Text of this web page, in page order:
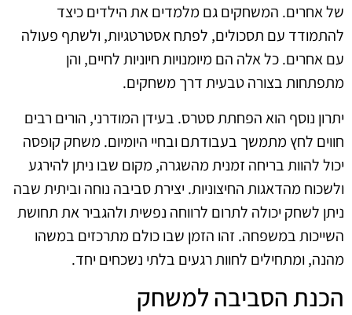
של אחרים. המשחקים גם מלמדים את הילדים כיצד
להתמודד עם תסכולים, לפתח אסטרטגיות, ולשתף פעולה
עם אחרים. כל אלה הם מיומנויות חיוניות לחיים, והן
מתפתחות בצורה טבעית דרך משחקים.
יתרון נוסף הוא הפחתת סטרס. בעידן המודרני, הורים רבים
חווים לחץ מתמשך בעבודתם ובחיי היומיום. משחק קופסה
יכול להוות בריחה זמנית מהשגרה, מקום שבו ניתן להירגע
ולשכוח מהדאגות החיצוניות. יצירת סביבה נוחה וביתית שבה
ניתן לשחק יכולה לתרום לרווחה נפשית ולהגביר את תחושת
השייכות במשפחה. זהו הזמן שבו כולם מתרכזים במשהו
מהנה, ומתחילים לחוות רגעים בלתי נשכחים יחד.
הכנת הסביבה למשחק